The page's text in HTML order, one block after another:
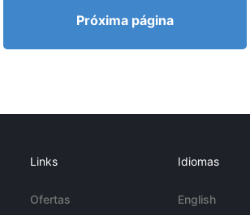
Próxima página
Links
Ofertas
Idiomas
English